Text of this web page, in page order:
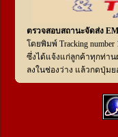
ตรวจสอบสถานะจัดส่ง
โดยพิมพ์ Tracking number
ซึ่งได้แจ้งแก่ลูกค้าทุกท่านผ่
ลงในช่องว่าง แล้วกดปุ่มย